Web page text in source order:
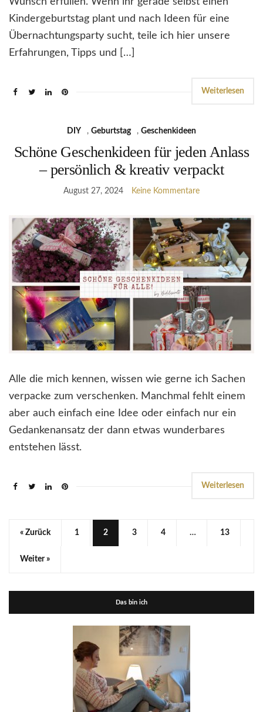
Kindergeburtstag plant und nach Ideen für eine
Übernachtungsparty sucht, teile ich hier unsere
Erfahrungen, Tipps und […]
Weiterlesen
DIY , Geburtstag , Geschenkideen
Schöne Geschenkideen für jeden Anlass
– persönlich & kreativ verpackt
August 27, 2024 Keine Kommentare
Alle die mich kennen, wissen wie gerne ich Sachen
verpacke zum verschenken. Manchmal fehlt einem
aber auch einfach eine Idee oder einfach nur ein
Gedankenansatz der dann etwas wunderbares
entstehen lässt.
Weiterlesen
« Zurück 1 2 3 4 … 13
Weiter »
Das bin ich